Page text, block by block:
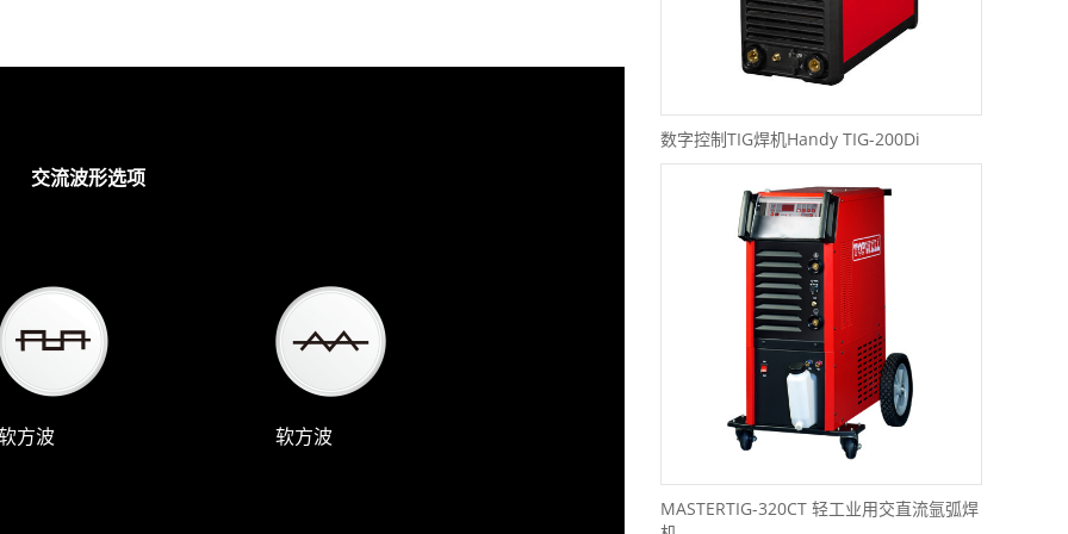
交流波形选项
方波 软方波
数字控制TIG焊机Handy TIG-200Di
MASTERTIG-320CT 轻工业用交直流氩弧焊